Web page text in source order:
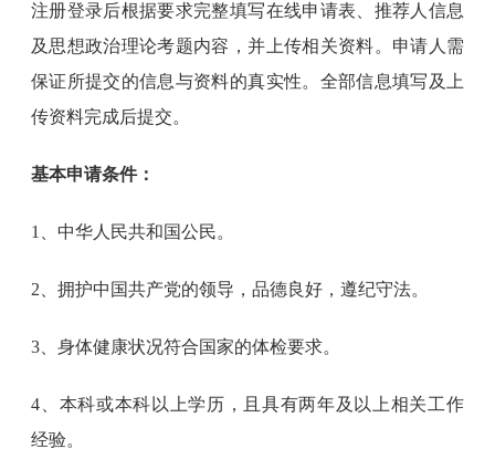
注册登录后根据要求完整填写在线申请表、推荐人信息
及思想政治理论考题内容，并上传相关资料。申请人需
保证所提交的信息与资料的真实性。全部信息填写及上
传资料完成后提交。
基本申请条件：
1、中华人民共和国公民。
2、拥护中国共产党的领导，品德良好，遵纪守法。
3、身体健康状况符合国家的体检要求。
4、本科或本科以上学历，且具有两年及以上相关工作
经验。